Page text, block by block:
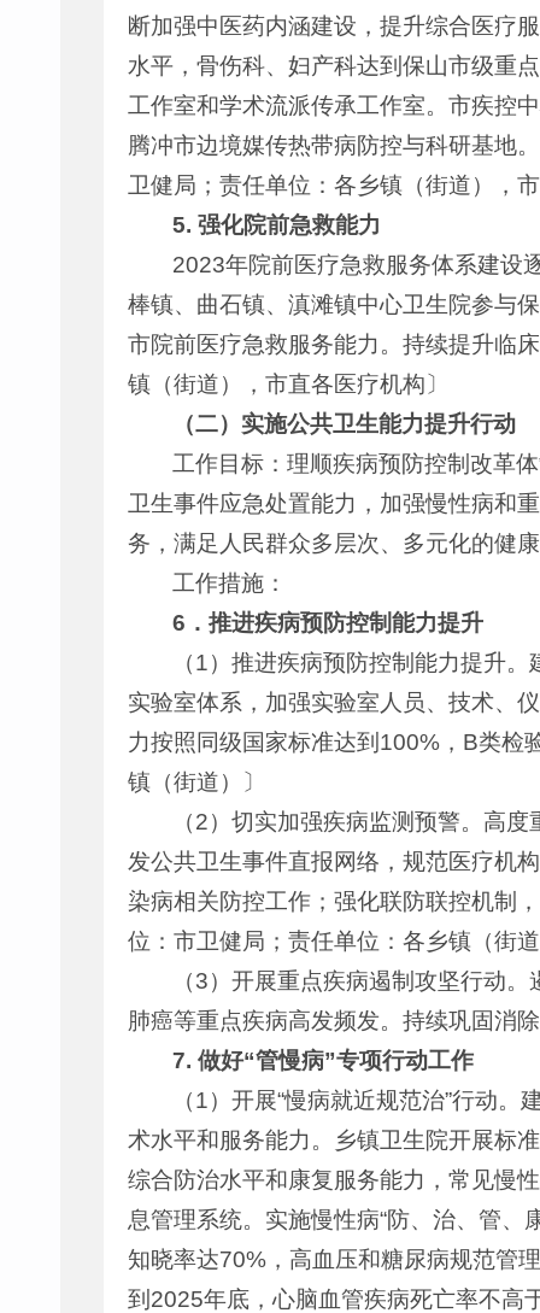
断加强中医药内涵建设，提升综合医疗
水平，骨伤科、妇产科达到保山市级重
工作室和学术流派传承工作室。市疾控
腾冲市边境媒传热带病防控与科研基地
卫健局；责任单位：各乡镇（街道），
5. 强化院前急救能力
2023年院前医疗急救服务体系建设
棒镇、曲石镇、滇滩镇中心卫生院参与
市院前医疗急救服务能力。持续提升临
镇（街道），市直各医疗机构〕
（二）实施公共卫生能力提升行动
工作目标：理顺疾病预防控制改革
卫生事件应急处置能力，加强慢性病和
务，满足人民群众多层次、多元化的健
工作措施：
6．推进疾病预防控制能力提升
（1）推进疾病预防控制能力提升
实验室体系，加强实验室人员、技术、
力按照同级国家标准达到100%，B类检
镇（街道）〕
（2）切实加强疾病监测预警。高
发公共卫生事件直报网络，规范医疗机
染病相关防控工作；强化联防联控机制
位：市卫健局；责任单位：各乡镇（街
（3）开展重点疾病遏制攻坚行动
肺癌等重点疾病高发频发。持续巩固消
7.做好“管慢病”专项行动工作
（1）开展“慢病就近规范治”行动
术水平和服务能力。乡镇卫生院开展标
综合防治水平和康复服务能力，常见慢
息管理系统。实施慢性病“防、治、管
知晓率达70%，高血压和糖尿病规范管
到2025年底，心脑血管疾病死亡率不高